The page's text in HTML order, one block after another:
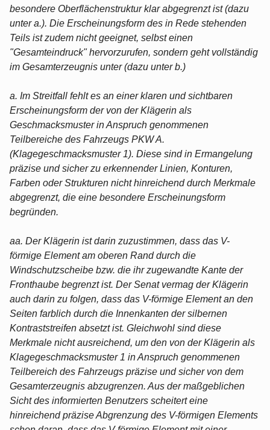
besondere Oberflächenstruktur klar abgegrenzt ist (dazu
unter a.). Die Erscheinungsform des in Rede stehenden
Teils ist zudem nicht geeignet, selbst einen
"Gesamteindruck" hervorzurufen, sondern geht vollständig
im Gesamterzeugnis unter (dazu unter b.)
a. Im Streitfall fehlt es an einer klaren und sichtbaren
Erscheinungsform der von der Klägerin als
Geschmacksmuster in Anspruch genommenen
Teilbereiche des Fahrzeugs PKW A.
(Klagegeschmacksmuster 1). Diese sind in Ermangelung
präzise und sicher zu erkennender Linien, Konturen,
Farben oder Strukturen nicht hinreichend durch Merkmale
abgegrenzt, die eine besondere Erscheinungsform
begründen.
aa. Der Klägerin ist darin zuzustimmen, dass das V-
förmige Element am oberen Rand durch die
Windschutzscheibe bzw. die ihr zugewandte Kante der
Fronthaube begrenzt ist. Der Senat vermag der Klägerin
auch darin zu folgen, dass das V-förmige Element an den
Seiten farblich durch die Innenkanten der silbernen
Kontraststreifen absetzt ist. Gleichwohl sind diese
Merkmale nicht ausreichend, um den von der Klägerin als
Klagegeschmacksmuster 1 in Anspruch genommenen
Teilbereich des Fahrzeugs präzise und sicher von dem
Gesamterzeugnis abzugrenzen. Aus der maßgeblichen
Sicht des informierten Benutzers scheitert eine
hinreichend präzise Abgrenzung des V-förmigen Elements